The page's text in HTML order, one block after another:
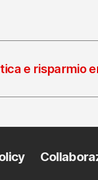
e risparmio